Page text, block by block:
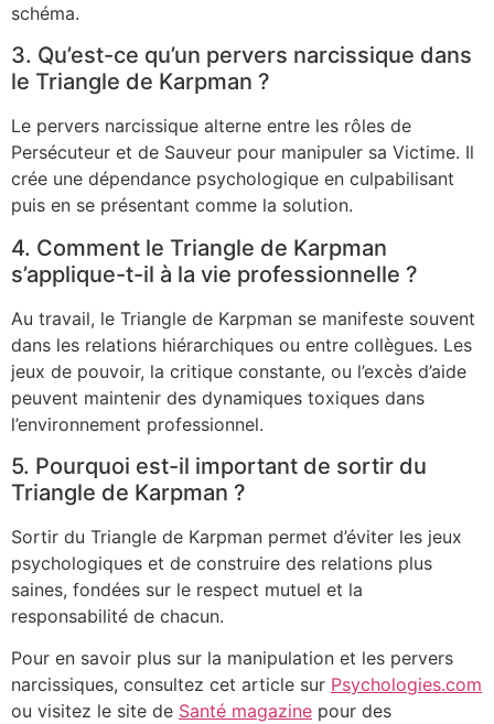
schéma.
3. Qu’est-ce qu’un pervers narcissique dans
le Triangle de Karpman ?
Le pervers narcissique alterne entre les rôles de
Persécuteur et de Sauveur pour manipuler sa Victime. Il
crée une dépendance psychologique en culpabilisant
puis en se présentant comme la solution.
4. Comment le Triangle de Karpman
s’applique-t-il à la vie professionnelle ?
Au travail, le Triangle de Karpman se manifeste souvent
dans les relations hiérarchiques ou entre collègues. Les
jeux de pouvoir, la critique constante, ou l’excès d’aide
peuvent maintenir des dynamiques toxiques dans
l’environnement professionnel.
5. Pourquoi est-il important de sortir du
Triangle de Karpman ?
Sortir du Triangle de Karpman permet d’éviter les jeux
psychologiques et de construire des relations plus
saines, fondées sur le respect mutuel et la
responsabilité de chacun.
Pour en savoir plus sur la manipulation et les pervers
narcissiques, consultez cet article sur Psychologies.com
ou visitez le site de Santé magazine pour des